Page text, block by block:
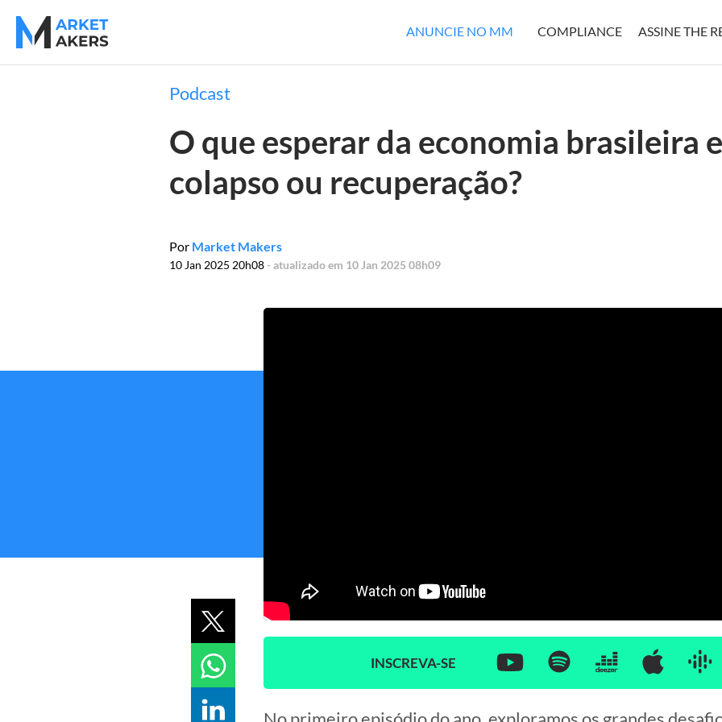
ANUNCIE NO MM COMPLIANCE ASSINE THE
Podcast
O que esperar da economia brasileira
colapso ou recuperação?
Por Market Makers
10 Jan 2025 20h08- atualizado em 10 Jan 2025 08h09
INSCREVA-SE